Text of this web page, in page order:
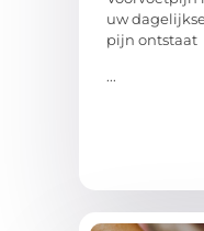
uw
pijn ontstaat